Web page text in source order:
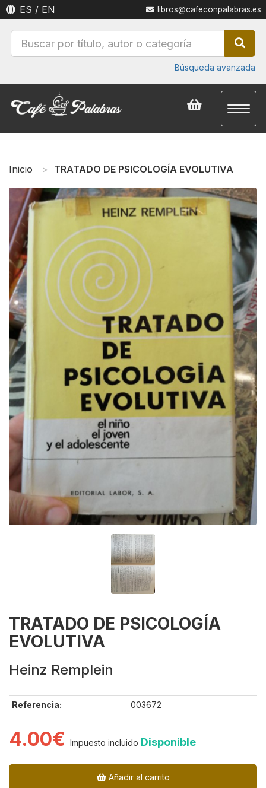
ES / EN libros@cafeconpalabras.es
Búsqueda avanzada
Inicio TRATADO DE PSICOLOGÍA EVOLUTIVA
TRATADO DE PSICOLOGÍA
EVOLUTIVA
Heinz Remplein
Referencia: 003672
4.00€ Impuesto incluido Disponible
Añadir al carrito